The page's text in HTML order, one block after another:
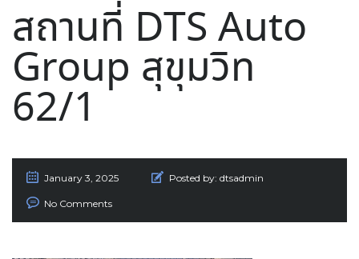
สถานที่ DTS Auto
Group สุขุมวิท
62/1
January 3, 2025 Posted by: dtsadmin
No Comments